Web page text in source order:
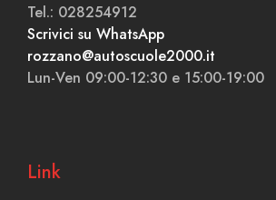
Tel.: 028254912
Scrivici su WhatsApp
rozzano@autoscuole2000.it
Lun-Ven 09:00-12:30 e 15:00-19:00
Link